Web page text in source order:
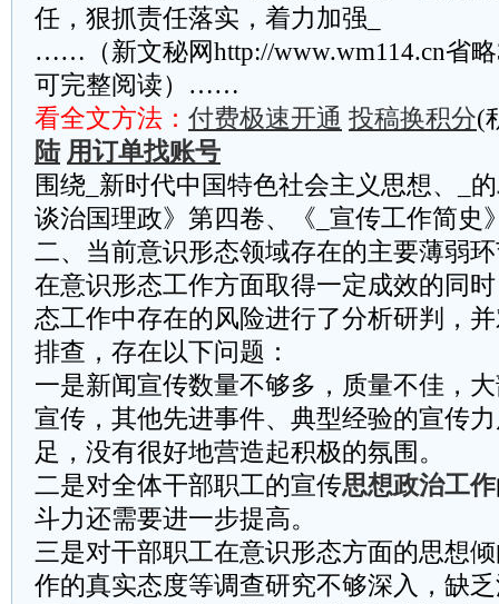
任，狠抓责任落实，着力加强_
……（新文秘网http://www.wm114.cn省
可完整阅读）……
看全文方法： 付费极速开通 投稿换积分(
陆 用订单找账号
围绕_新时代中国特色社会主义思想、_的
谈治国理政》第四卷、《_宣传工作简史
二、当前意识形态领域存在的主要薄弱
在意识形态工作方面取得一定成效的同
态工作中存在的风险进行了分析研判，
排查，存在以下问题：
一是新闻宣传数量不够多，质量不佳，
宣传，其他先进事件、典型经验的宣传
足，没有很好地营造起积极的氛围。
二是对全体干部职工的宣传思想政治工作
斗力还需要进一步提高。
三是对干部职工在意识形态方面的思想
作的真实态度等调查研究不够深入，缺